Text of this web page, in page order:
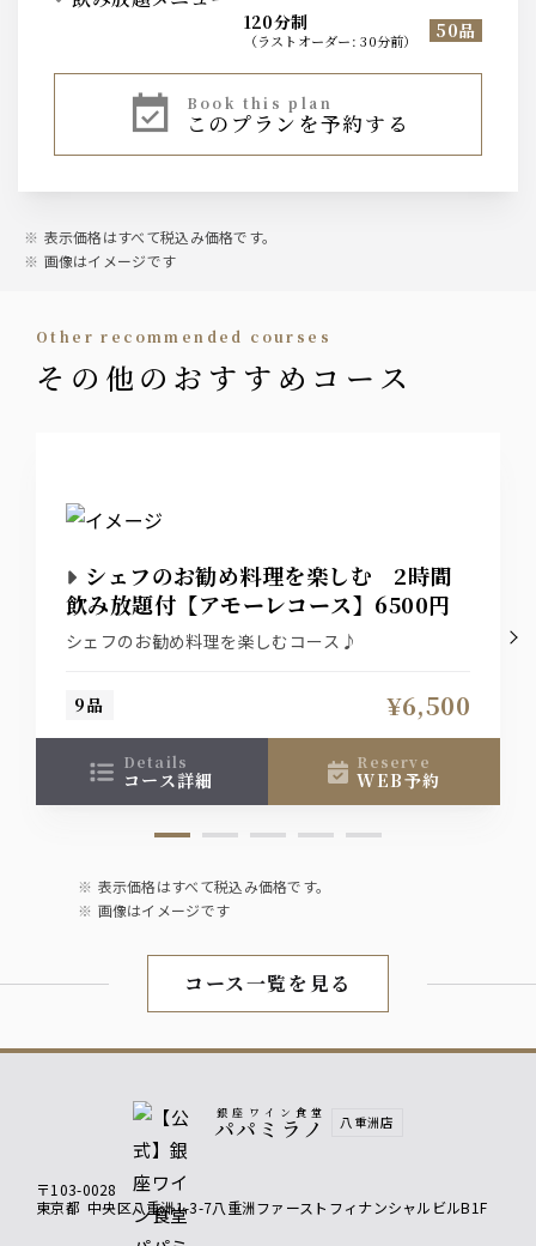
120分制
（ ラストオーダー:30分前） 50品
サントリー 香るエール
ワイン赤３種 白ワイン３種
ジムビーム（ロック／水割り）
ハイボール／ジンジャーハイボール／カシスハイボール
カクテル
ソフトドリンク
オレンジジュース／グレープフルーツジュース／ジンジャ
book this plan
このプランを予約する
表示価格はすべて税込み価格です。
画像はイメージです
other recommended courses
その他のおすすめコース
シェフのお勧め料理を楽しむ 2時間
飲み放題付【アモーレコース】6500円
シェフのお勧め料理を楽しむコース♪
9品 ¥6,500
details
コース詳細
reserve
WEB予約
表示価格はすべて税込み価格です。
画像はイメージです
コース一覧を見る
銀座ワイン食堂
パパミラノ 八重洲店
〒103-0028
東京都 中央区八重洲1-3-7八重洲ファーストフィナンシャルビルB1F